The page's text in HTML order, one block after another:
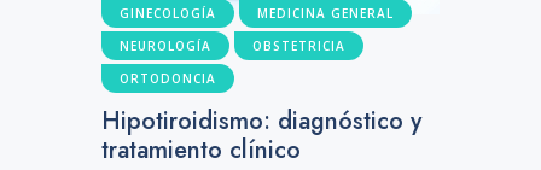
GINECOLOGÍA
MEDICINA GENERAL
NEUROLOGÍA
OBSTETRICIA
ORTODONCIA
Hipotiroidismo: diagnóstico y
tratamiento clínico